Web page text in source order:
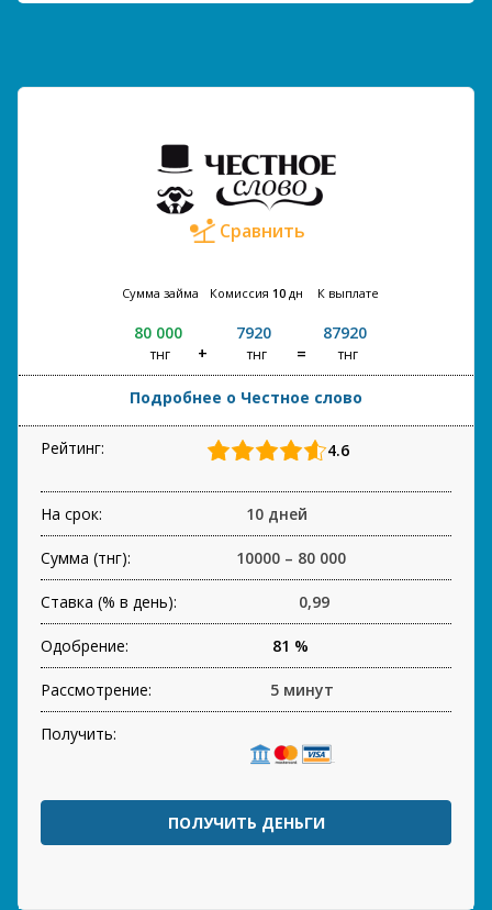
Сравнить
Сумма займа
80 000
тнг
Комиссия 10 дн
7920
тнг
К выплате
87920
тнг
Подробнее о Честное слово
Рейтинг: 4.6
На срок: 10 дней
Сумма (тнг): 10000 – 80 000
Ставка (% в день): 0,99
Одобрение: 81 %
Рассмотрение: 5 минут
Получить:
ПОЛУЧИТЬ ДЕНЬГИ